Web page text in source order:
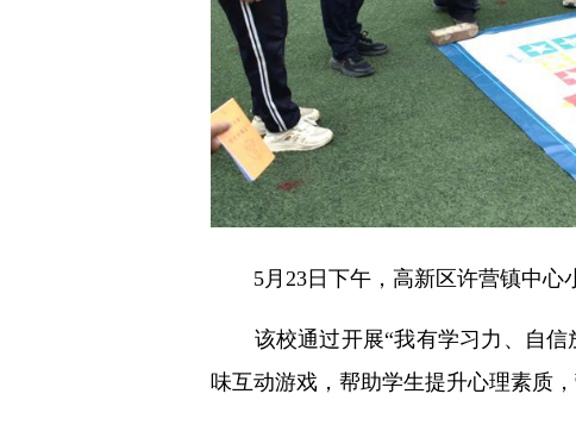
5月23日下午，高新区许营镇中心小
该校通过开展“我有学习力、自信
味互动游戏，帮助学生提升心理素质